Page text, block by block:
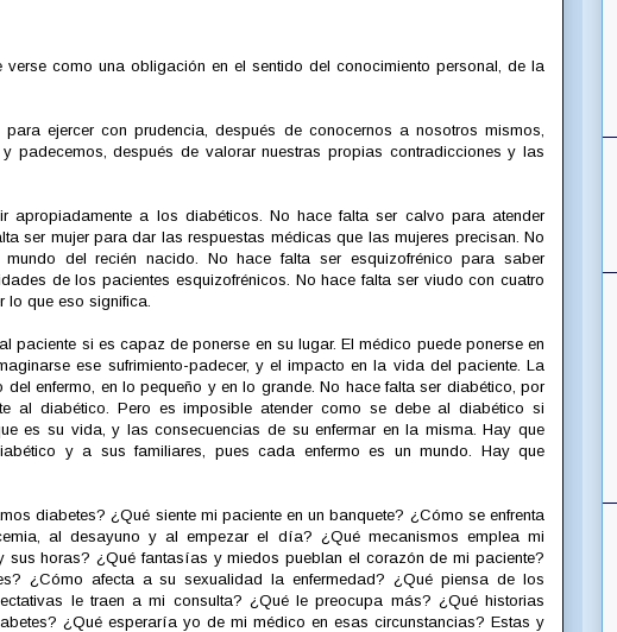
como una obligación en el sentido del conocimiento personal, de la
ejercer con prudencia, después de conocernos a nosotros mismos,
padecemos, después de valorar nuestras propias contradicciones y las
apropiadamente a los diabéticos. No hace falta ser calvo para atender
ser mujer para dar las respuestas médicas que las mujeres precisan. No
del recién nacido. No hace falta ser esquizofrénico para saber
de los pacientes esquizofrénicos. No hace falta ser viudo con cuatro
lo que eso significa.
paciente si es capaz de ponerse en su lugar. El médico puede ponerse en
ese sufrimiento-padecer, y el impacto en la vida del paciente. La
del enfermo, en lo pequeño y en lo grande. No hace falta ser diabético, por
al diabético. Pero es imposible atender como se debe al diabético si
es su vida, y las consecuencias de su enfermar en la misma. Hay que
y a sus familiares, pues cada enfermo es un mundo. Hay que
diabetes? ¿Qué siente mi paciente en un banquete? ¿Cómo se enfrenta
al desayuno y al empezar el día? ¿Qué mecanismos emplea mi
sus horas? ¿Qué fantasías y miedos pueblan el corazón de mi paciente?
¿Cómo afecta a su sexualidad la enfermedad? ¿Qué piensa de los
le traen a mi consulta? ¿Qué le preocupa más? ¿Qué historias
¿Qué esperaría yo de mi médico en esas circunstancias? Estas y